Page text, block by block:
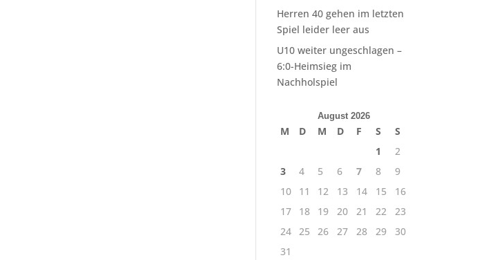
Herren 40 gehen im letzten
Spiel leider leer aus
U10 weiter ungeschlagen –
6:0-Heimsieg im
Nachholspiel
August 2026
M D M D F S
S
1
2
3
4 5 6 7 8
9
10
11 12 13 14 15
16
17
18 19 20 21 22
23
24 25 26 27 28 29
30
31